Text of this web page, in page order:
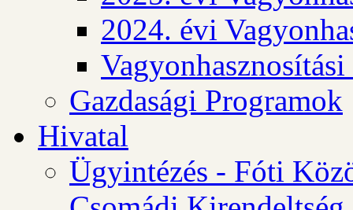
2024. évi
Gazdasági Programok
Hivatal
Ügyintézés - Fóti